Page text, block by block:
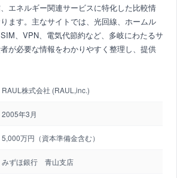
エネルギー関連サービスに特化した比較情
ます。主なサイトでは、光回線、ホームル
、VPN、電気代節約など、多岐にわたるサ
が必要な情報をわかりやすく整理し、提供
RAUL株式会社 (RAUL,inc.)
2005年3月
5,000万円（資本準備金含む）
みずほ銀行 青山支店